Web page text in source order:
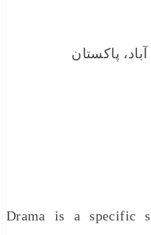
پاکستان
Drama is a specific